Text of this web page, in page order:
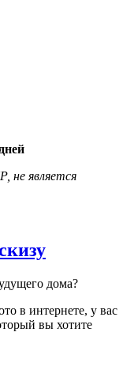
не является
дома?
в интернете, у вас
вы хотите